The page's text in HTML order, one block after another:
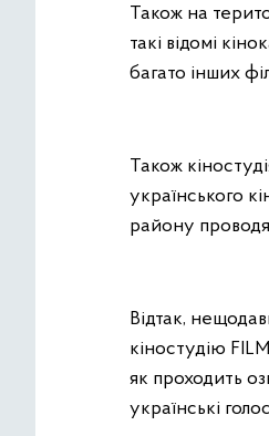
Також на
такі відомі
багато інших
Також
українського
району
Відтак,
кіностудію
як проходить
українські